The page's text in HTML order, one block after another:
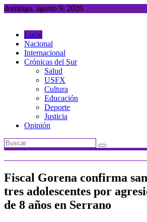
Saltar
domingo, agosto 9, 2026
Local
Nacional
Internacional
Crónicas del Sur
Salud
USFX
Cultura
Educación
Deporte
Justicia
Opinión
Fiscal Gorena confirma
tres adolescentes por
de 8 años en Serrano